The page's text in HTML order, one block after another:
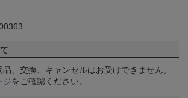
、交換、キャンセルはお受けできません。
ジをご確認ください。